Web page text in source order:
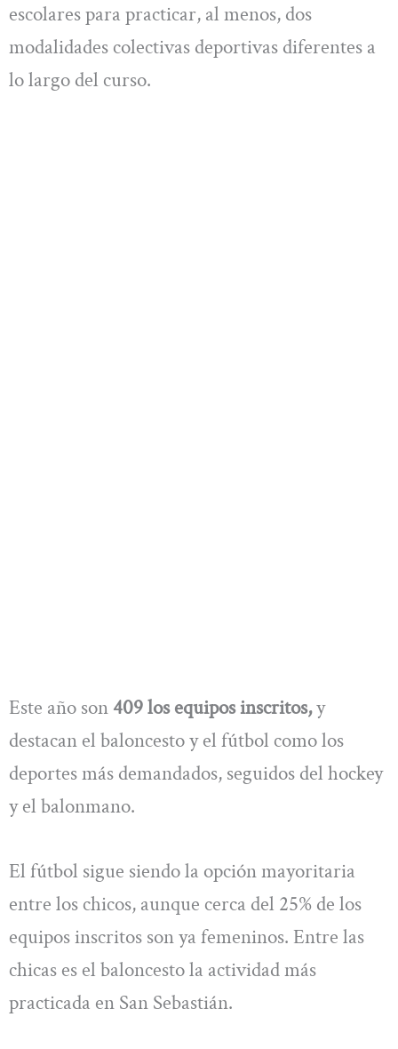
escolares para practicar, al menos, dos
modalidades colectivas deportivas diferentes a
lo largo del curso.
Este año son 409 los equipos inscritos,y
destacan el baloncesto y el fútbol como los
deportes más demandados, seguidos del hockey
y el balonmano.
El fútbol sigue siendo la opción mayoritaria
entre los chicos, aunque cerca del 25% de los
equipos inscritos son ya femeninos. Entre las
chicas es el baloncesto la actividad más
practicada en San Sebastián.